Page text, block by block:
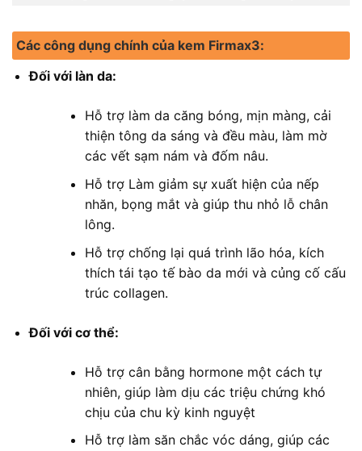
Các công dụng chính của kem Firmax3:
Đối với làn da:
Hỗ trợ làm da căng bóng, mịn màng, cải
thiện tông da sáng và đều màu, làm mờ
các vết sạm nám và đốm nâu.
Hỗ trợ Làm giảm sự xuất hiện của nếp
nhăn, bọng mắt và giúp thu nhỏ lỗ chân
lông.
Hỗ trợ chống lại quá trình lão hóa, kích
thích tái tạo tế bào da mới và củng cố cấu
trúc collagen.
Đối với cơ thể:
Hỗ trợ cân bằng hormone một cách tự
nhiên, giúp làm dịu các triệu chứng khó
chịu của chu kỳ kinh nguyệt
Hỗ trợ làm săn chắc vóc dáng, giúp các